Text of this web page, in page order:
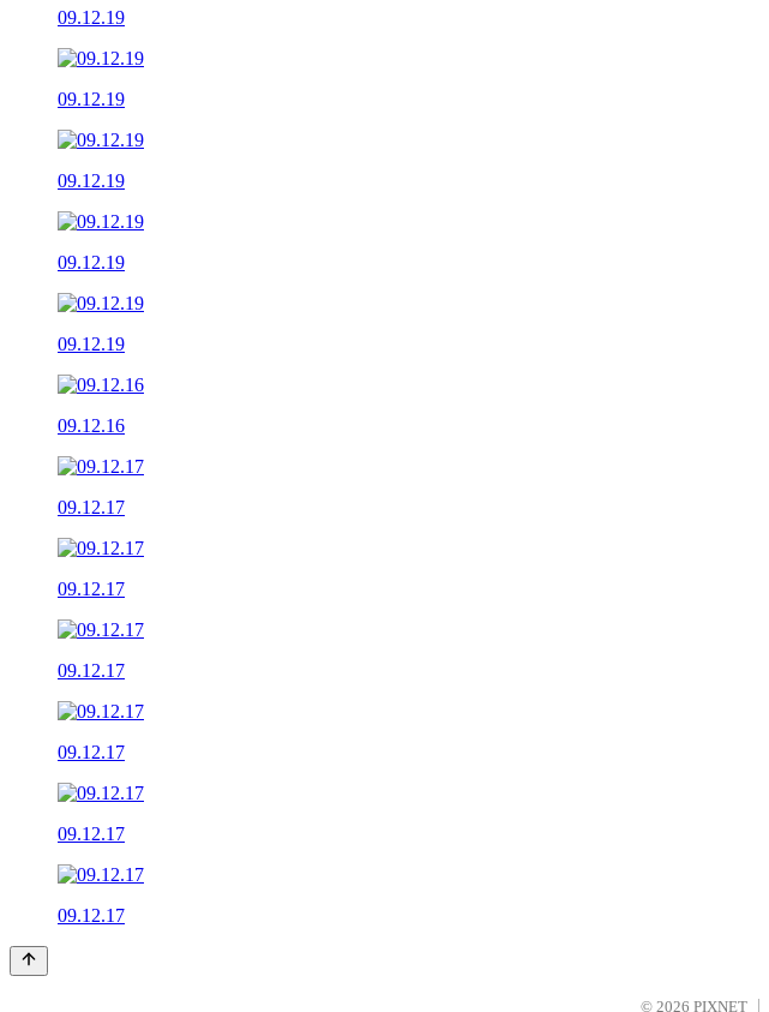
09.12.19
09.12.19
09.12.19
09.12.19
09.12.19
09.12.16
09.12.17
09.12.17
09.12.17
09.12.17
09.12.17
09.12.17
© 2026 PIXNET